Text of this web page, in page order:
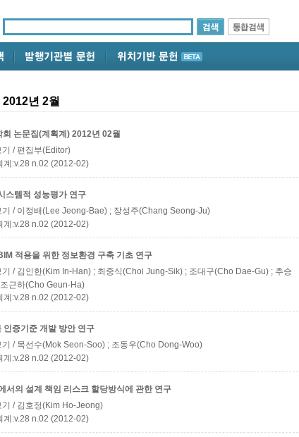
년 2월
논문집(계획계) 2012년 02월
/ 편집부(Editor)
계:v.28 n.02 (2012-02)
스템적 성능평가 연구
/ 이정배(Lee Jeong-Bae) ; 장성주(Chang Seong-Ju)
계:v.28 n.02 (2012-02)
적용을 위한 정보환경 구축 기초 연구
/ 김인한(Kim In-Han) ; 최중식(Choi Jung-Sik) ; 조대구(Cho Dae-Gu) ; 추승
근하(Cho Geun-Ha)
계:v.28 n.02 (2012-02)
인증기준 개발 방안 연구
/ 목선수(Mok Seon-Soo) ; 조동우(Cho Dong-Woo)
계:v.28 n.02 (2012-02)
서의 설계 책임 리스크 할당방식에 관한 연구
/ 김호정(Kim Ho-Jeong)
계:v.28 n.02 (2012-02)